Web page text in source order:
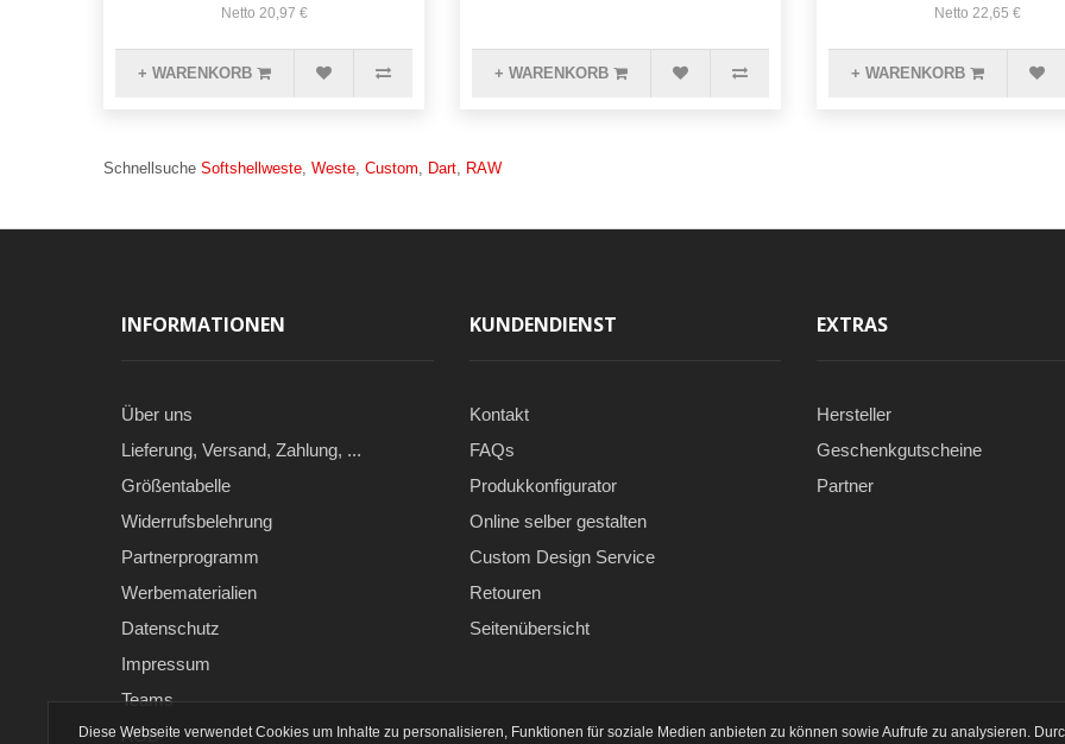
Netto 20,97 €
+ WARENKORB + WARENKORB
Netto 22,65 €
+ WARENKORB
Schnellsuche Softshellweste, Weste, Custom, Dart, RAW
INFORMATIONEN
Über uns
Lieferung, Versand, Zahlung, ...
Größentabelle
Widerrufsbelehrung
Partnerprogramm
Werbematerialien
Datenschutz
Impressum
Teams
AGB
KUNDENDIENST
Kontakt
FAQs
Produkkonfigurator
Online selber gestalten
Custom Design Service
Retouren
Seitenübersicht
EXTRAS
Hersteller
Geschenkgutscheine
Partner
Diese Webseite verwendet Cookies um Inhalte zu personalisieren, Funktionen für soziale Medien anbieten zu können sowie Aufrufe zu analysieren.